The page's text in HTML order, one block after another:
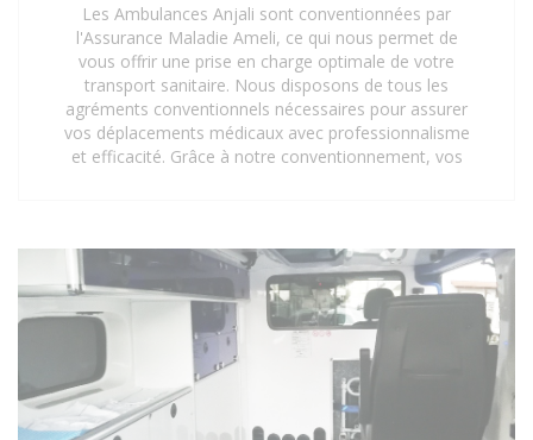
Les Ambulances Anjali sont conventionnées par
l'Assurance Maladie Ameli, ce qui nous permet de
vous offrir une prise en charge optimale de votre
transport sanitaire. Nous disposons de tous les
agréments conventionnels nécessaires pour assurer
vos déplacements médicaux avec professionnalisme
et efficacité. Grâce à notre conventionnement, vos
supplémentaire. Faites confiance aux Ambulances
Anjali pour un service de transport sanitaire
conventionné et de qualité à Saint-Denis 93 et ses
environs.